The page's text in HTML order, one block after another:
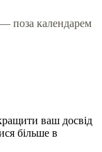
поза календарем
ваш досвід
більше в